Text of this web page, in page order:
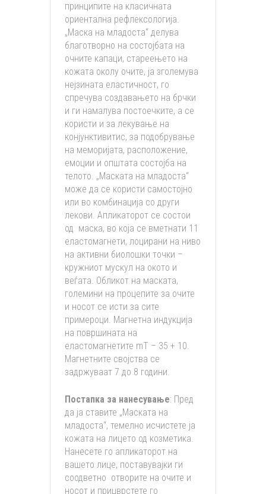
принципите на класичната
ориентална рефлексологија.
„Маска на младоста“ делува
благотворно на состојбата на
очните капаци, стареењето на
кожата околу очите, ја зголемува
нејзината еластичност, го
спречува создавањето на брчки
и ги намалува постоечките, а се
користи и за лекување на
конјунктивитис, за подобрување
на меморијата, расположение,
емоции и општата состојба на
телото. „Маската на младоста“
може да се користи самостојно
или во комбинација со други
лекови. Апликаторот се состои
од маска, во која се вметнати 11
еластомагнети, лоцирани на ниво
на активни биолошки точки –
кружниот мускул на окото и
веѓата. Обликот на маската,
големини на процепите за очите
и носот се исти за сите
примероци. Магнетна индукција
на површината на
еластомагнетите mT – 35 + 10.
Магнетните својства се
задржуваат 7 до 8 години.
Постапка за нанесување: Пред
да ја ставите „Маската на
младоста“, темелно исчистете ја
кожата на лицето од козметика.
Нанесете го апликаторот на
вашето лице, поставувајки ги
соодветно отворите на очите и
носот и прицврстете го